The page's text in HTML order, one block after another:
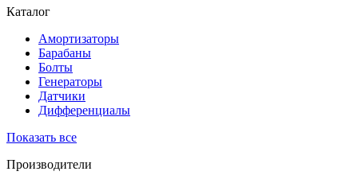
Каталог
Амортизаторы
Барабаны
Болты
Генераторы
Датчики
Дифференциалы
Показать все
Производители